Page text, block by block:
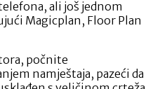
ali još jednom
Magicplan, Floor Plan
počnite
namještaja, pazeći da